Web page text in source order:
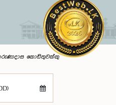
කොඩිතුවක්කු